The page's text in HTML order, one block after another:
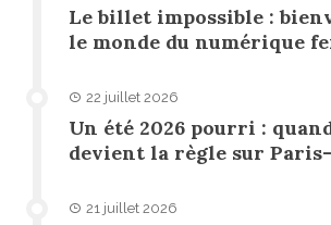
Le billet impossible :
le monde du numérique
22 juillet 2026
Un été 2026 pourri :
devient la règle sur
21 juillet 2026